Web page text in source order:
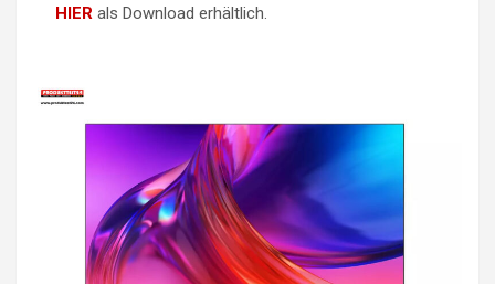
HIER als Download erhältlich.